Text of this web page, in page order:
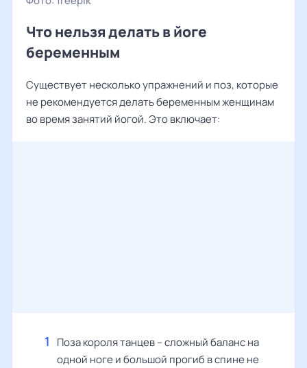
Что нельзя делать в йоге
беременным
Существует несколько упражнений и поз, которые
не рекомендуется делать беременным женщинам
во время занятий йогой. Это включает:
Поза короля танцев – сложный баланс на
одной ноге и большой прогиб в спине не